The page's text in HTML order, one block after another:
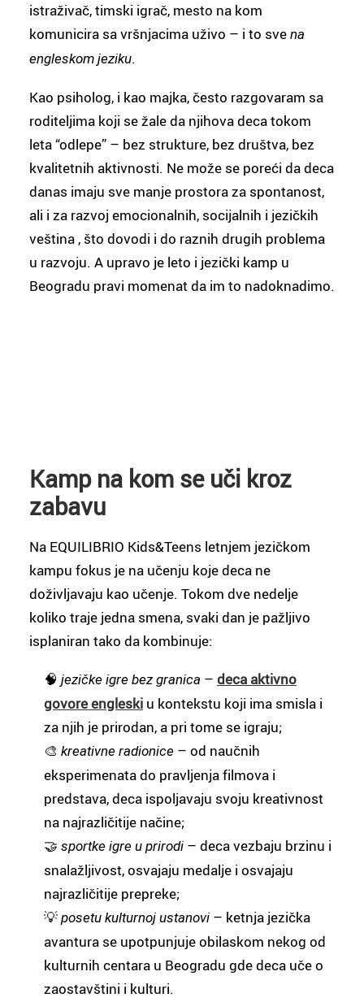
istraživač, timski igrač, mesto na kom
komunicira sa vršnjacima uživo – i to sve na
engleskom jeziku.
Kao psiholog, i kao majka, često razgovaram sa
roditeljima koji se žale da njihova deca tokom
leta “odlepe” – bez strukture, bez društva, bez
kvalitetnih aktivnosti. Ne može se poreći da deca
danas imaju sve manje prostora za spontanost,
ali i za razvoj emocionalnih, socijalnih i jezičkih
veština , što dovodi i do raznih drugih problema
u razvoju. A upravo je leto i jezički kamp u
Beogradu pravi momenat da im to nadoknadimo.
Kamp na kom se uči kroz
zabavu
Na EQUILIBRIO Kids&Teens letnjem jezičkom
kampu fokus je na učenju koje deca ne
doživljavaju kao učenje. Tokom dve nedelje
koliko traje jedna smena, svaki dan je pažljivo
isplaniran tako da kombinuje:
🧠 jezičke igre bez granica – deca aktivno
govore engleski u kontekstu koji ima smisla i
za njih je prirodan, a pri tome se igraju;
🎨 kreativne radionice – od naučnih
eksperimenata do pravljenja filmova i
predstava, deca ispoljavaju svoju kreativnost
na najrazličitije načine;
🤝 sportke igre u prirodi – deca vezbaju brzinu i
snalažljivost, osvajaju medalje i osvajaju
najrazličitije prepreke;
💡 posetu kulturnoj ustanovi – ketnja jezička
avantura se upotpunjuje obilaskom nekog od
kulturnih centara u Beogradu gde deca uče o
zaostavštini i kulturi.